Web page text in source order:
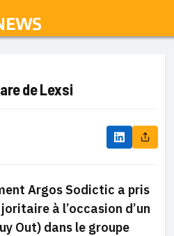
de Lexsi
Argos Sodictic a pris
à l’occasion d’un
Out) dans le groupe